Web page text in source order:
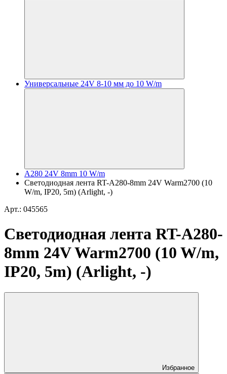
Универсальные 24V 8-10 мм до 10 W/m
A280 24V 8mm 10 W/m
Светодиодная лента RT-A280-8mm 24V Warm2700 (10
W/m, IP20, 5m) (Arlight, -)
Арт.: 045565
Светодиодная лента RT-A280-
8mm 24V Warm2700 (10 W/m,
IP20, 5m) (Arlight, -)
Избранное